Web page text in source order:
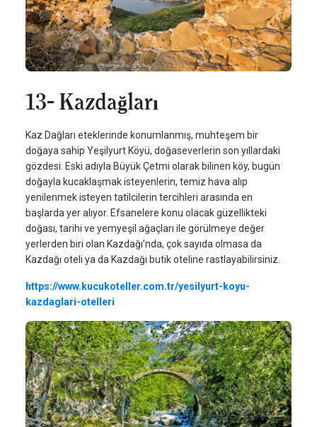
13- Kazdağları
Kaz Dağları eteklerinde konumlanmış, muhteşem bir
doğaya sahip Yeşilyurt Köyü, doğaseverlerin son yıllardaki
gözdesi. Eski adıyla Büyük Çetmi olarak bilinen köy, bugün
doğayla kucaklaşmak isteyenlerin, temiz hava alıp
yenilenmek isteyen tatilcilerin tercihleri arasında en
başlarda yer alıyor. Efsanelere konu olacak güzellikteki
doğası, tarihi ve yemyeşil ağaçları ile görülmeye değer
yerlerden biri olan Kazdağı’nda, çok sayıda olmasa da
Kazdağı oteli ya da Kazdağı butik oteline rastlayabilirsiniz.
https://www.kucukoteller.com.tr/yesilyurt-koyu-
kazdaglari-otelleri